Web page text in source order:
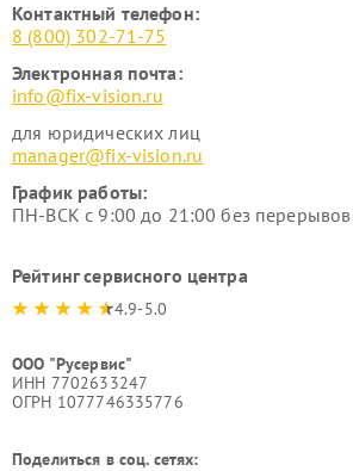
Контактный телефон:
8 (800) 302-71-75
Электронная почта:
info@fix-vision.ru
для юридических лиц
manager@fix-vision.ru
График работы:
ПН-ВСК с 9:00 до 21:00 без
Рейтинг сервисного центра
4.9-5.0
ООО "Русервис"
ИНН 7702633247
ОГРН 1077746335776
Поделиться в соц. сетях: